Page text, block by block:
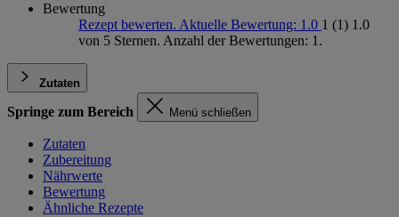
Bewertung
Rezept bewerten. Aktuelle Bewertung: 1.0 1 (1) 1.0
von 5 Sternen. Anzahl der Bewertungen: 1.
Zutaten
Springe zum Bereich Menü schließen
Zutaten
Zubereitung
Nährwerte
Bewertung
Ähnliche Rezepte